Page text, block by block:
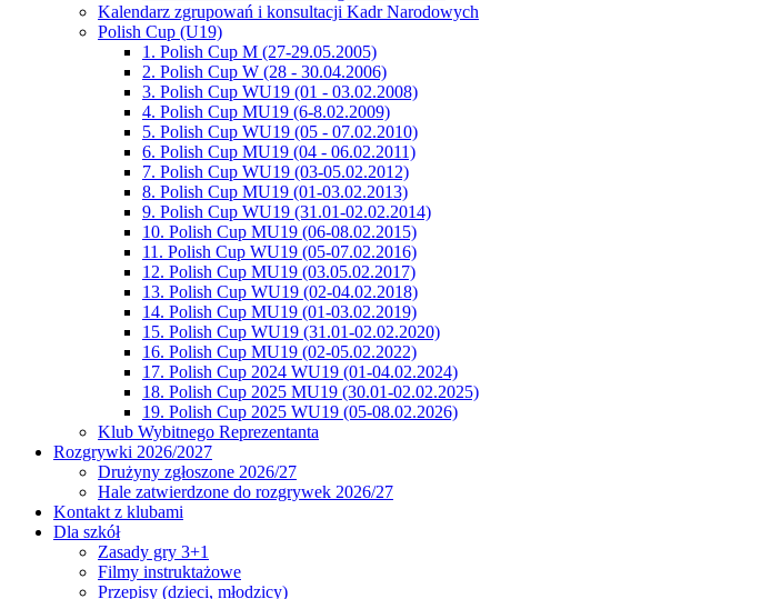
Kalendarz zgrupowań i konsultacji Kadr Narodowych
Polish Cup (U19)
1. Polish Cup M (27-29.05.2005)
2. Polish Cup W (28 - 30.04.2006)
3. Polish Cup WU19 (01 - 03.02.2008)
4. Polish Cup MU19 (6-8.02.2009)
5. Polish Cup WU19 (05 - 07.02.2010)
6. Polish Cup MU19 (04 - 06.02.2011)
7. Polish Cup WU19 (03-05.02.2012)
8. Polish Cup MU19 (01-03.02.2013)
9. Polish Cup WU19 (31.01-02.02.2014)
10. Polish Cup MU19 (06-08.02.2015)
11. Polish Cup WU19 (05-07.02.2016)
12. Polish Cup MU19 (03.05.02.2017)
13. Polish Cup WU19 (02-04.02.2018)
14. Polish Cup MU19 (01-03.02.2019)
15. Polish Cup WU19 (31.01-02.02.2020)
16. Polish Cup MU19 (02-05.02.2022)
17. Polish Cup 2024 WU19 (01-04.02.2024)
18. Polish Cup 2025 MU19 (30.01-02.02.2025)
19. Polish Cup 2025 WU19 (05-08.02.2026)
Klub Wybitnego Reprezentanta
Rozgrywki 2026/2027
Drużyny zgłoszone 2026/27
Hale zatwierdzone do rozgrywek 2026/27
Kontakt z klubami
Dla szkół
Zasady gry 3+1
Filmy instruktażowe
Przepisy (dzieci, młodzicy)